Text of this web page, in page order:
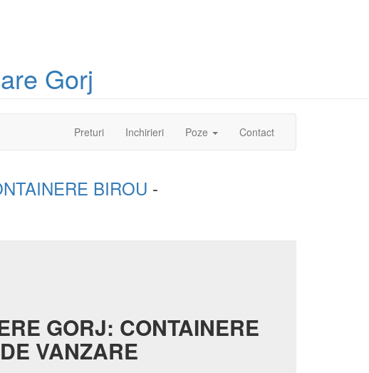
Gorj
Preturi(current)Inchirieri Poze Contact
BIROU -
GORJ: CONTAINERE
VANZARE